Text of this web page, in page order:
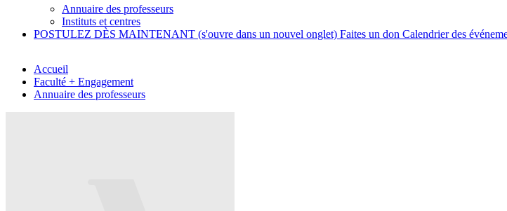
Annuaire des professeurs
Instituts et centres
POSTULEZ DÈS MAINTENANT (s'ouvre dans un nouvel onglet) Faites un don Calendrier des
Accueil
Faculté + Engagement
Annuaire des professeurs